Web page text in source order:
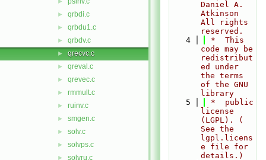
► qrbdi.c
► qrbdu1.c
► qrbdv.c
► qrecvc.c
► qreval.c
► qrevec.c
► rmmult.c
► ruinv.c
► smgen.c
► solv.c
► solvps.c
► solvru.c
Daniel A.
Atkinson
All rights
reserved.
    4
*  This
code may be
redistribut
ed under
the terms
of the GNU
library
    5
*  public
license
(LGPL). (
See the
lgpl.licens
e file for
details.)